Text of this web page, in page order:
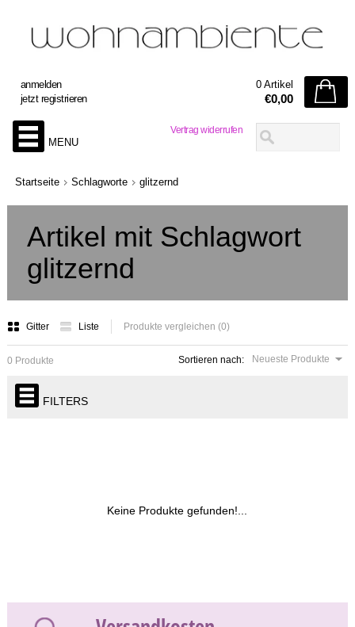
Vertrag widerrufen
anmelden
jetzt registrieren
0 Artikel
€0,00
MENU
Startseite Schlagworte glitzernd
Artikel mit Schlagwort
glitzernd
Gitter Liste Produkte vergleichen (0)
Sortieren nach: Neueste Produkte
0 Produkte
FILTERS
Keine Produkte gefunden!...